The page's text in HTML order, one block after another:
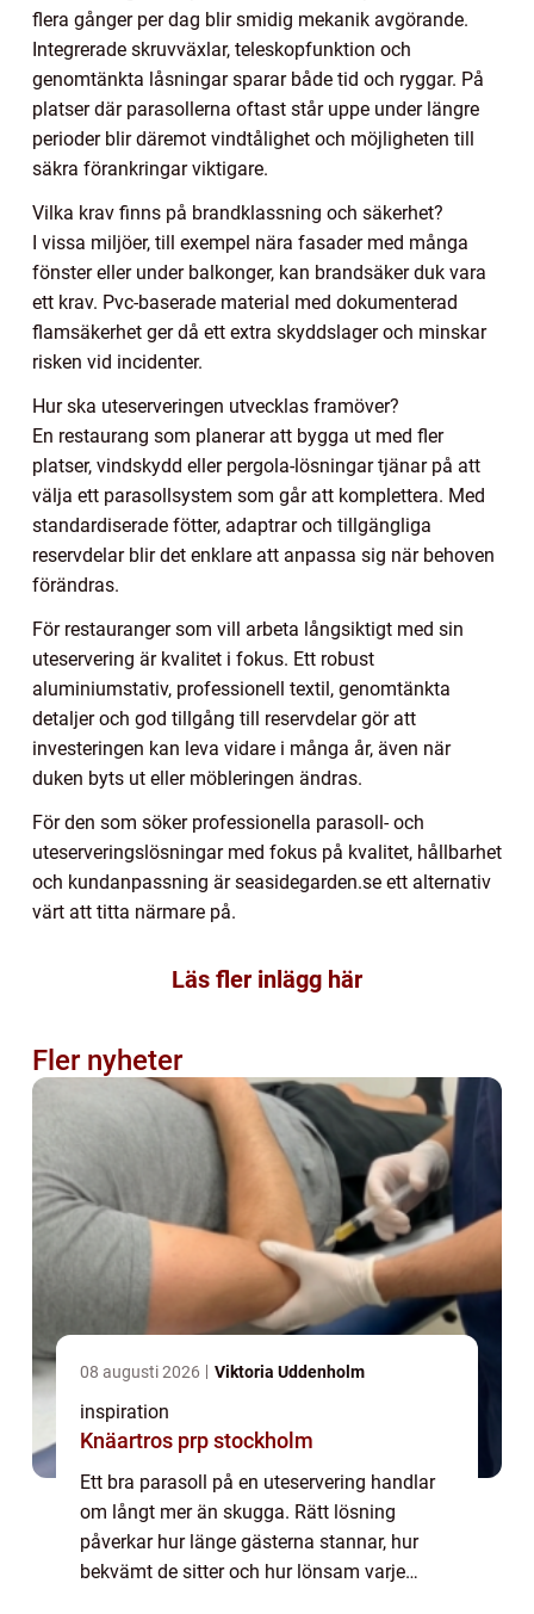
flera gånger per dag blir smidig mekanik avgörande.
Integrerade skruvväxlar, teleskopfunktion och
genomtänkta låsningar sparar både tid och ryggar. På
platser där parasollerna oftast står uppe under längre
perioder blir däremot vindtålighet och möjligheten till
säkra förankringar viktigare.
Vilka krav finns på brandklassning och säkerhet?
I vissa miljöer, till exempel nära fasader med många
fönster eller under balkonger, kan brandsäker duk vara
ett krav. Pvc-baserade material med dokumenterad
flamsäkerhet ger då ett extra skyddslager och minskar
risken vid incidenter.
Hur ska uteserveringen utvecklas framöver?
En restaurang som planerar att bygga ut med fler
platser, vindskydd eller pergola-lösningar tjänar på att
välja ett parasollsystem som går att komplettera. Med
standardiserade fötter, adaptrar och tillgängliga
reservdelar blir det enklare att anpassa sig när behoven
förändras.
För restauranger som vill arbeta långsiktigt med sin
uteservering är kvalitet i fokus. Ett robust
aluminiumstativ, professionell textil, genomtänkta
detaljer och god tillgång till reservdelar gör att
investeringen kan leva vidare i många år, även när
duken byts ut eller möbleringen ändras.
För den som söker professionella parasoll- och
uteserveringslösningar med fokus på kvalitet, hållbarhet
och kundanpassning är seasidegarden.se ett alternativ
värt att titta närmare på.
Läs fler inlägg här
Fler nyheter
08 augusti 2026 Viktoria Uddenholm
inspiration
Knäartros prp stockholm
Ett bra parasoll på en uteservering handlar
om långt mer än skugga. Rätt lösning
påverkar hur länge gästerna stannar, hur
bekvämt de sitter och hur lönsam varje